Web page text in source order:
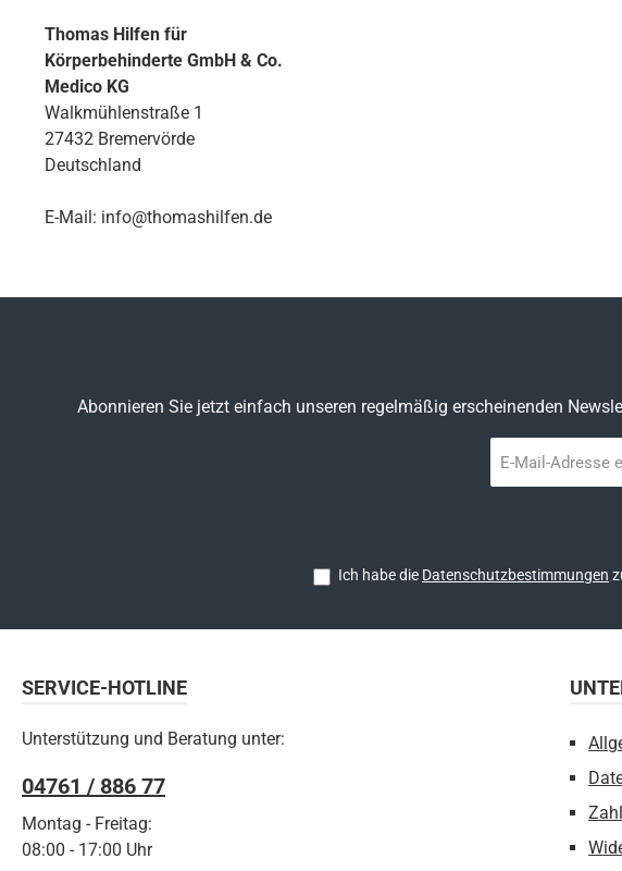
Thomas Hilfen für
Körperbehinderte GmbH & Co.
Medico KG
Walkmühlenstraße 1
27432 Bremervörde
Deutschland
E-Mail: info@thomashilfen.de
Abonnieren Sie jetzt einfach unseren regelmäßig erscheinenden
Mail-
Ich habe die Datenschutzbestimmungen
SERVICE-HOTLINE
Unterstützung und Beratung unter:
04761 / 886 77
Montag - Freitag:
08:00 - 17:00 Uhr